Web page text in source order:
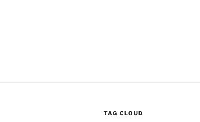
TAG CLOUD